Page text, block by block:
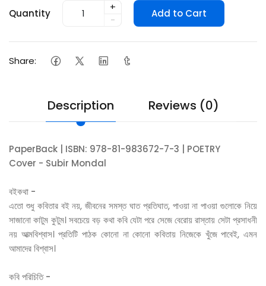
Quantity
+
-
Add to Cart
Share:
Description Reviews (0)
PaperBack | ISBN: 978-81-983672-7-3 | POETRY
Cover - Subir Mondal
বইকথা -
এতো শুধু কবিতার বই নয়, জীবনের সমস্ত ঘাত প্রতিঘাত, পাওয়া না পাওয়া গুলোকে নিয়ে
সাজানো কাটুম কুটুম। সবচেয়ে বড় কথা কবি যেটা পরে সেজে বেরোয় রাস্তায় সেটা প্রসাধনী
নয় আত্মবিশ্বাস। প্রতিটি পাঠক কোনো না কোনো কবিতায় নিজেকে খুঁজে পাবেই, এমন
আমাদের বিশ্বাস।
কবি পরিচিতি -